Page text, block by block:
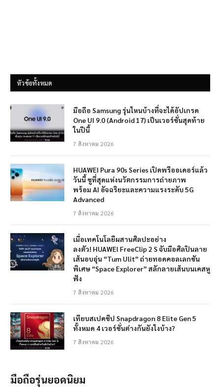
หัวข้อทั้งหมด
มือถือ Samsung รุ่นไหนบ้างที่จะได้อัปเกรด
One UI 9.0 (Android 17) เป็นเวอร์ชั่นสุดท้าย
ในปีนี้
7 สิงหาคม 2026
HUAWEI Pura 90s Series เปิดพรีออเดอร์แล้ว
วันนี้ ชูที่สุดแห่งนวัตกรรมการถ่ายภาพ
พร้อม AI อัจฉริยะและความแรงระดับ 5G
Advanced
7 สิงหาคม 2026
เมื่อเทคโนโลยีผสานศิลปะอย่าง
ลงตัว! HUAWEI FreeClip 2 S จับมือศิลปินลาย
เส้นอบอุ่น “Tum Ulit” ถ่ายทอดคอลเลกชัน
พิเศษ “Space Explorer” สลักลายเส้นบนเคสหู
ฟัง
7 สิงหาคม 2026
เทียบสเปคชิป Snapdragon 8 Elite Gen 5
ทั้งหมด 4 เวอร์ชั่นต่างกันยังไงบ้าง?
7 สิงหาคม 2026
มือถือรุ่นยอดนิยม